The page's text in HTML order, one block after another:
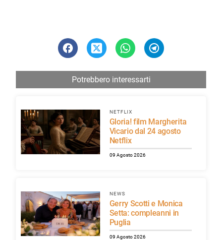
Potrebbero interessarti
NETFLIX
Gloria! film Margherita
Vicario dal 24 agosto
Netflix
09 Agosto 2026
NEWS
Gerry Scotti e Monica
Setta: compleanni in
Puglia
09 Agosto 2026